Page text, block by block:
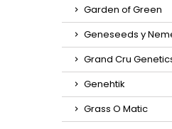
Garden of Green
Geneseeds y
Grand Cru
Genehtik
Grass O Matic